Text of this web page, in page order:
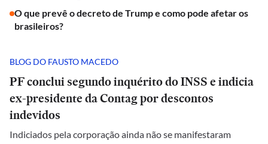
O que prevê o decreto de Trump e como pode afetar os
brasileiros?
BLOG DO FAUSTO MACEDO
PF conclui segundo inquérito do INSS e indicia
ex-presidente da Contag por descontos
indevidos
Indiciados pela corporação ainda não se manifestaram